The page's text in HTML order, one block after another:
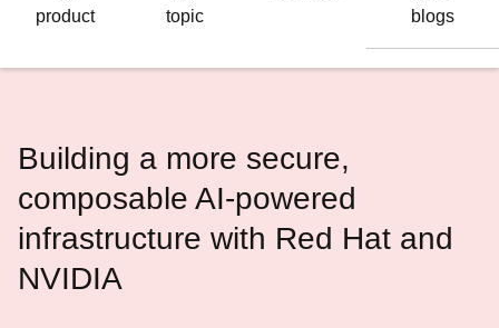
product
topic
blogs
Building a more secure,
composable AI-powered
infrastructure with Red Hat and
NVIDIA